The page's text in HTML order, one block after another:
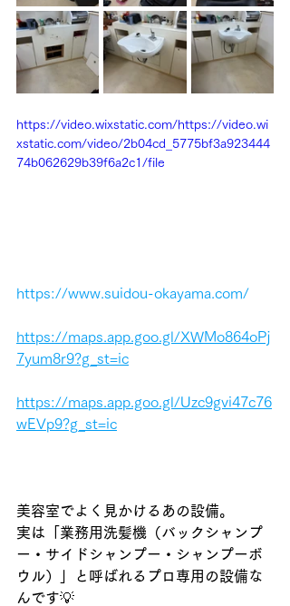
https://video.wixstatic.com/https://video.wi
xstatic.com/video/2b04cd_5775bf3a923444
74b062629b39f6a2c1/file
https://www.suidou-okayama.com/
https://maps.app.goo.gl/XWMo864oPj
7yum8r9?g_st=ic
https://maps.app.goo.gl/Uzc9gvi47c76
wEVp9?g_st=ic
美容室でよく見かけるあの設備。
実は「業務用洗髪機（バックシャンプ
ー・サイドシャンプー・シャンプーボ
ウル）」と呼ばれるプロ専用の設備な
んです💡